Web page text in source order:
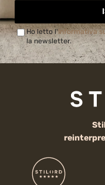
Ho letto l'Informativa
la newsletter.